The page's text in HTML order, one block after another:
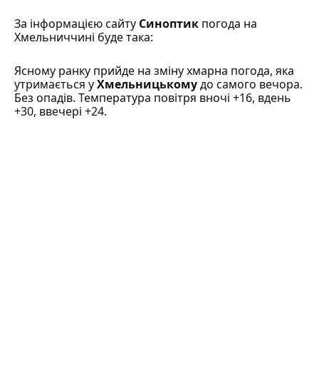
За інформацією сайту Синоптик погода на
Хмельниччині буде така:
Ясному ранку прийде на зміну хмарна погода, яка
утримається уХмельницькомудо самого вечора.
Без опадів. Температура повітря вночі +16, вдень
+30, ввечері +24.